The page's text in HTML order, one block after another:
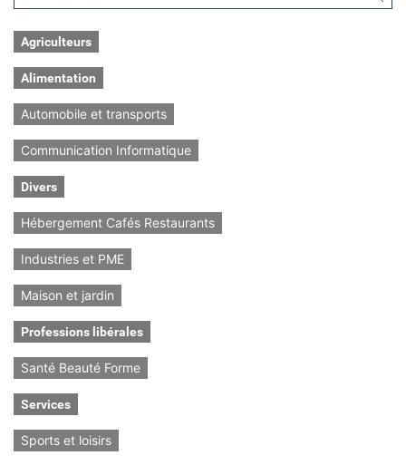
Agriculteurs
Alimentation
Automobile et transports
Communication Informatique
Divers
Hébergement Cafés Restaurants
Industries et PME
Maison et jardin
Professions libérales
Santé Beauté Forme
Services
Sports et loisirs